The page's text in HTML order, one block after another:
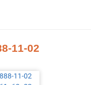
11-02
11-02